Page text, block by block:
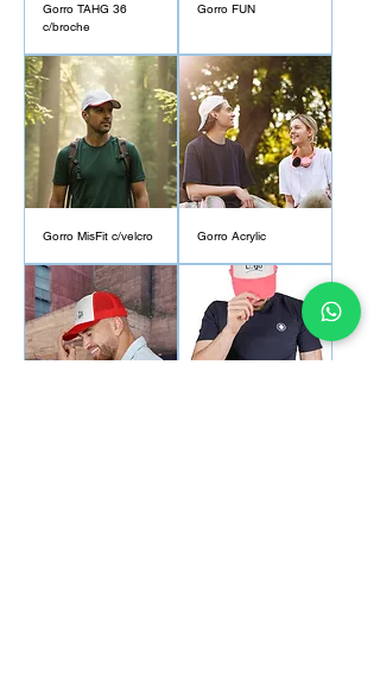
Gorro TAHG 36
c/broche
Gorro FUN
Gorro MisFit c/velcro Gorro Acrylic